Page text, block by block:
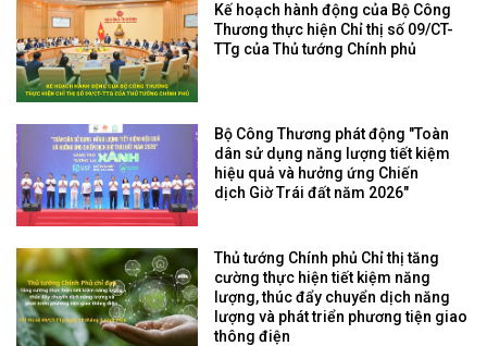
Kế hoạch hành động của Bộ Công
Thương thực hiện Chỉ thị số 09/CT-
TTg của Thủ tướng Chính phủ
Bộ Công Thương phát động "Toàn
dân sử dụng năng lượng tiết kiệm
hiệu quả và hưởng ứng Chiến
dịch Giờ Trái đất năm 2026"
Thủ tướng Chính phủ Chỉ thị tăng
cường thực hiện tiết kiệm năng
lượng, thúc đẩy chuyển dịch năng
lượng và phát triển phương tiện giao
thông điện